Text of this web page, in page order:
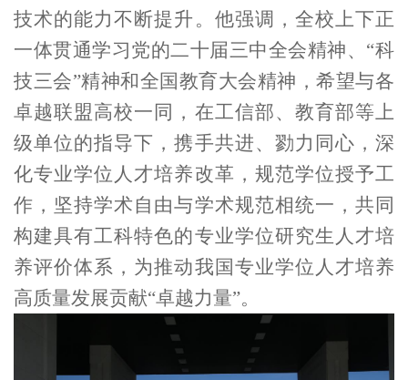
技术的能力不断提升。他强调，全校上下正
一体贯通学习党的二十届三中全会精神、“科
技三会”精神和全国教育大会精神，希望与各
卓越联盟高校一同，在工信部、教育部等上
级单位的指导下，携手共进、勠力同心，深
化专业学位人才培养改革，规范学位授予工
作，坚持学术自由与学术规范相统一，共同
构建具有工科特色的专业学位研究生人才培
养评价体系，为推动我国专业学位人才培养
高质量发展贡献“卓越力量”。